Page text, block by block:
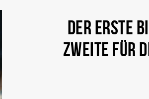
DER ERSTE
ZWEITE FÜR